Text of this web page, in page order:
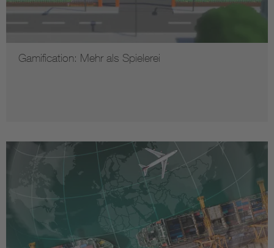
Gamification: Mehr als Spielerei